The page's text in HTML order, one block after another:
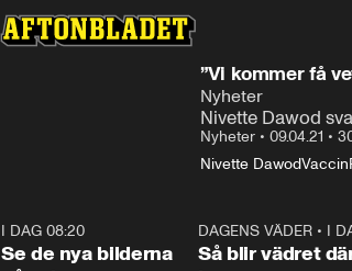
”Vi kommer få
Nyheter
Nivette Dawod
Nyheter • 09.04.21 •
Nivette DawodVaccin
I DAG 08:20
Se de nya bilderna
DAGENS VÄDER • I
Så blir vädret